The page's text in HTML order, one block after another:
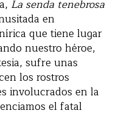
La senda tenebrosa
en
que tiene lugar
nuestro héroe,
sufre unas
los rostros
involucrados en la
el fatal